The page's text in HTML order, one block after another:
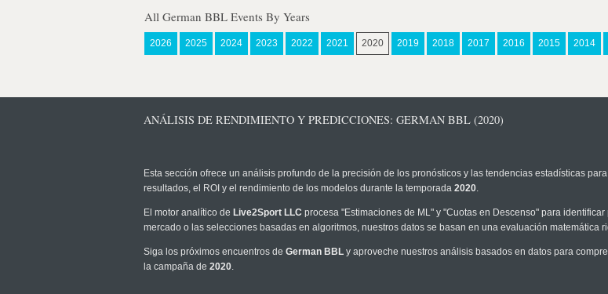
All German BBL Events By Years
2026 2025 2024 2023 2022 2021 2020 2019 2018 2017 2016 2015 2014
ANÁLISIS DE RENDIMIENTO Y PREDICCIONES: GERMAN BBL (2020)
Esta sección ofrece un análisis profundo de la precisión de los pronósticos y las tendencias estadísticas para
resultados, el ROI y el rendimiento de los modelos durante la temporada 2020.
El motor analítico de Live2Sport LLC procesa "Estimaciones de ML" y "Cuotas en Descenso" para identificar
mercado o las selecciones basadas en algoritmos, nuestros datos se basan en una evaluación matemática
Siga los próximos encuentros de German BBL y aproveche nuestros análisis basados en datos para
la campaña de 2020.